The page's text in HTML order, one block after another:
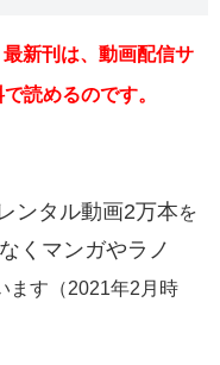
最新刊は、動画配信サ
読めるのです。
ンタル動画2万本を
くマンガやラノ
ます（2021年2月時